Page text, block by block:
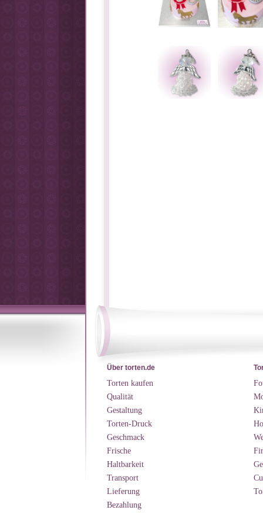
Über torten.de
Torten kaufen
Qualität
Gestaltung
Torten-Druck
Geschmack
Frische
Haltbarkeit
Transport
Lieferung
Bezahlung